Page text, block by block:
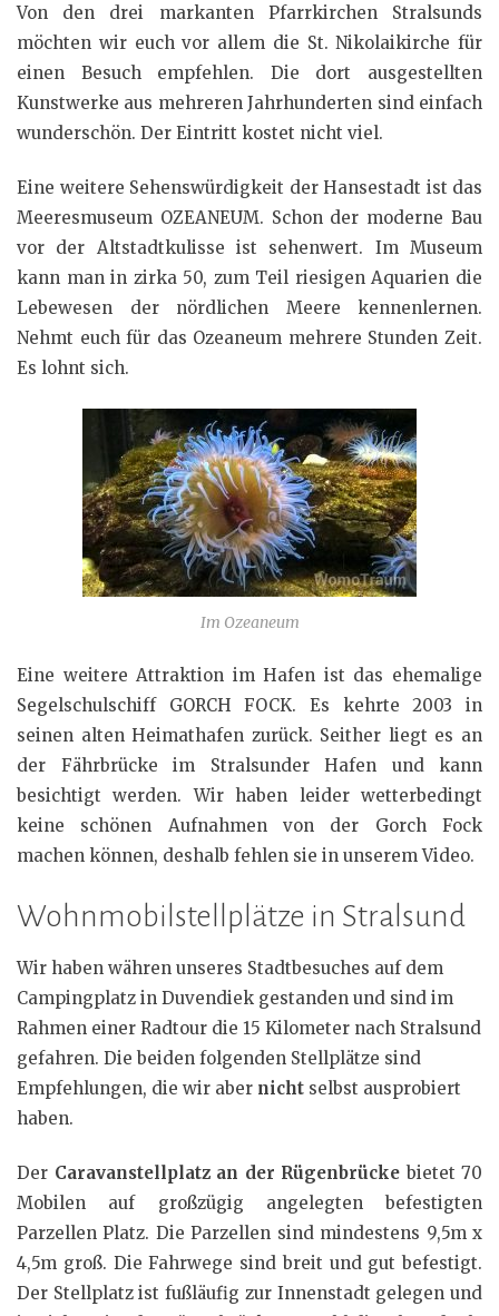
Von den drei markanten Pfarrkirchen Stralsunds
möchten wir euch vor allem die St. Nikolaikirche für
einen Besuch empfehlen. Die dort ausgestellten
Kunstwerke aus mehreren Jahrhunderten sind einfach
wunderschön. Der Eintritt kostet nicht viel.
Eine weitere Sehenswürdigkeit der Hansestadt ist das
Meeresmuseum OZEANEUM. Schon der moderne Bau
vor der Altstadtkulisse ist sehenwert. Im Museum
kann man in zirka 50, zum Teil riesigen Aquarien die
Lebewesen der nördlichen Meere kennenlernen.
Nehmt euch für das Ozeaneum mehrere Stunden Zeit.
Es lohnt sich.
Im Ozeaneum
Eine weitere Attraktion im Hafen ist das ehemalige
Segelschulschiff GORCH FOCK. Es kehrte 2003 in
seinen alten Heimathafen zurück. Seither liegt es an
der Fährbrücke im Stralsunder Hafen und kann
besichtigt werden. Wir haben leider wetterbedingt
keine schönen Aufnahmen von der Gorch Fock
machen können, deshalb fehlen sie in unserem Video.
Wohnmobilstellplätze in Stralsund
Wir haben währen unseres Stadtbesuches auf dem
Campingplatz in Duvendiek gestanden und sind im
Rahmen einer Radtour die 15 Kilometer nach Stralsund
gefahren. Die beiden folgenden Stellplätze sind
Empfehlungen, die wir aber nicht selbst ausprobiert
haben.
Der Caravanstellplatz an der Rügenbrücke bietet 70
Mobilen auf großzügig angelegten befestigten
Parzellen Platz. Die Parzellen sind mindestens 9,5m x
4,5m groß. Die Fahrwege sind breit und gut befestigt.
Der Stellplatz ist fußläufig zur Innenstadt gelegen und